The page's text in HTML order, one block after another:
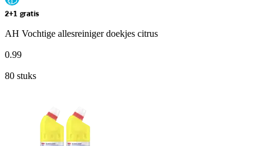
2+1 gratis
AH Vochtige allesreiniger doekjes citrus
0.99
80 stuks